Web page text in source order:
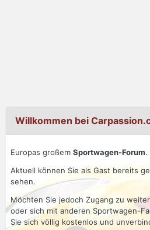
Willkommen bei
Europas großem Sportwagen-Forum.
Aktuell können Sie als Gast bereits
sehen.
Möchten Sie jedoch Zugang zu
oder sich mit anderen Sportwagen-
Sie sich völlig kostenlos und